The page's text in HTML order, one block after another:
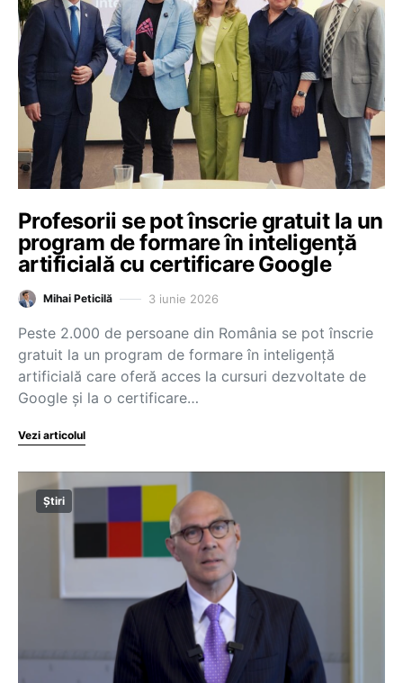
Profesorii se pot înscrie gratuit la un
program de formare în inteligență
artificială cu certificare Google
Mihai Peticilă 3 iunie 2026
Peste 2.000 de persoane din România se pot înscrie
gratuit la un program de formare în inteligență
artificială care oferă acces la cursuri dezvoltate de
Google și la o certificare…
Vezi articolul
Știri